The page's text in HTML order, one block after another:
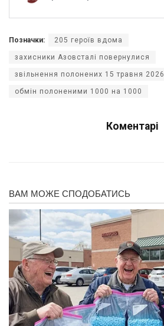
Позначки: 205 героїв вдома
захисники Азовсталі повернулися
звільнення полонених 15 травня 2026
обмін полоненими 1000 на 1000
Коментарі